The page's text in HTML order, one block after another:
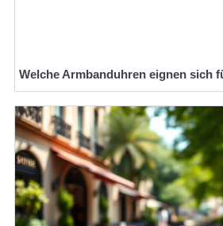
Welche Armbanduhren eignen sich